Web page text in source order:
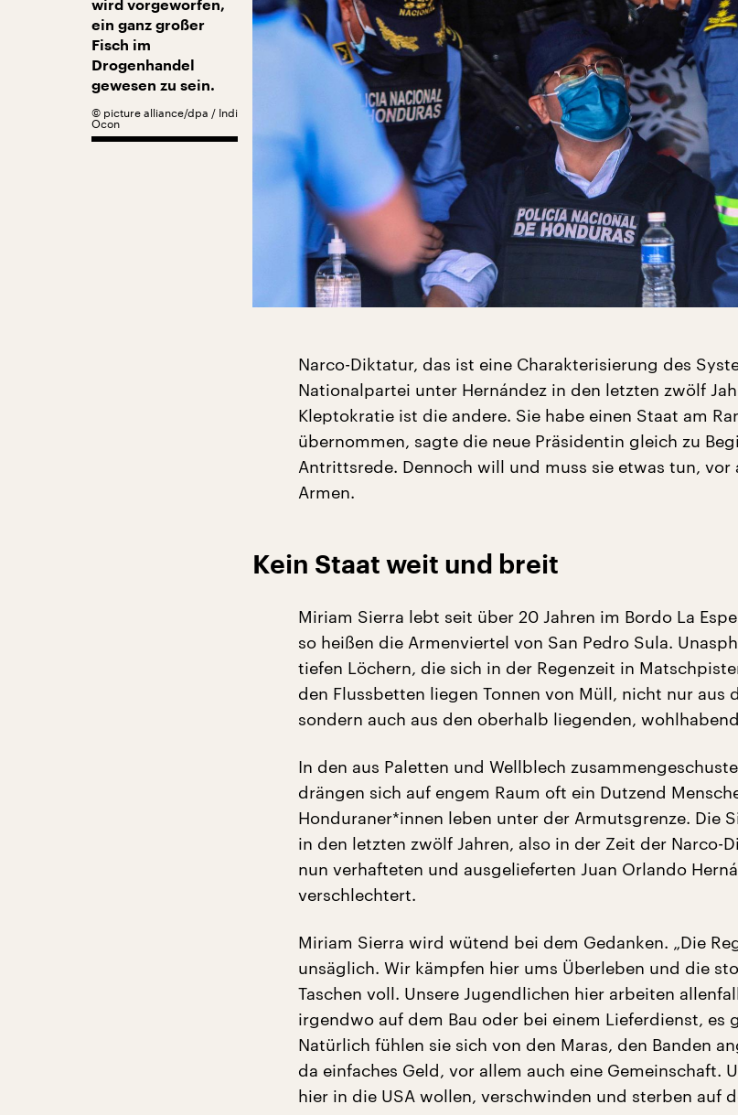
wird vorgeworfen,
ein ganz großer
Fisch im
Drogenhandel
gewesen zu sein.
© picture alliance/dpa / Indi
Ocon
Narco-Diktatur, das ist eine Charakterisierung des
Nationalpartei unter Hernández in den letzten zwölf
Kleptokratie ist die andere. Sie habe einen Staat am
übernommen, sagte die neue Präsidentin gleich zu
Antrittsrede. Dennoch will und muss sie etwas tun, vor
Armen.
Kein Staat weit und breit
Miriam Sierra lebt seit über 20 Jahren im Bordo La
so heißen die Armenviertel von San Pedro Sula.
tiefen Löchern, die sich in der Regenzeit in
den Flussbetten liegen Tonnen von Müll, nicht nur aus
sondern auch aus den oberhalb liegenden,
In den aus Paletten und Wellblech
drängen sich auf engem Raum oft ein Dutzend
Honduraner*innen leben unter der Armutsgrenze. Die
in den letzten zwölf Jahren, also in der Zeit der Narco-
nun verhafteten und ausgelieferten Juan Orlando
verschlechtert.
Miriam Sierra wird wütend bei dem Gedanken. „Die
unsäglich. Wir kämpfen hier ums Überleben und die
Taschen voll. Unsere Jugendlichen hier arbeiten
irgendwo auf dem Bau oder bei einem Lieferdienst, es
Natürlich fühlen sie sich von den Maras, den Banden
da einfaches Geld, vor allem auch eine Gemeinschaft.
hier in die USA wollen, verschwinden und sterben auf